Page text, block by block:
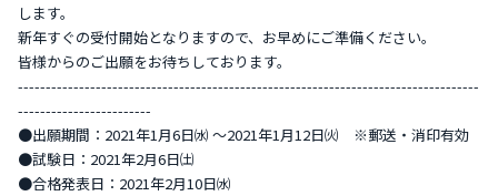
します。
新年すぐの受付開始となりますので、お早めにご準備ください。
皆様からのご出願をお待ちしております。
-----------------------------------------------------------------------------------
------------------------
●出願期間：2021年1月6日㈬ 〜2021年1月12日㈫ ※郵送・消印有効
●試験日：2021年2月6日㈯
●合格発表日：2021年2月10日㈬